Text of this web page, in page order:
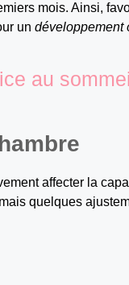
mois. Ainsi,
un développement
au
affecter la
quelques